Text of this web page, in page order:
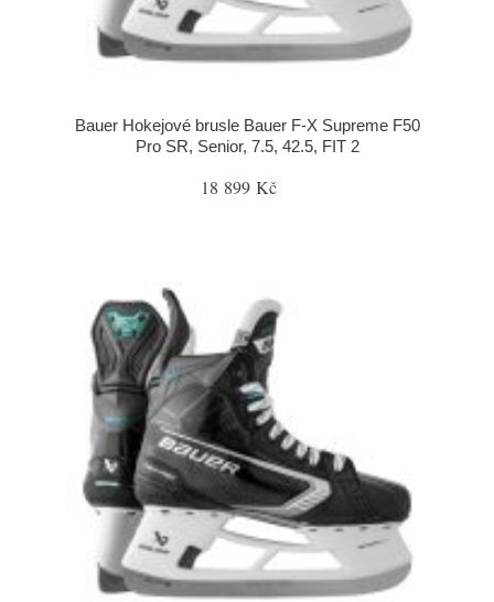
Bauer Hokejové brusle Bauer F-X Supreme F50
Pro SR, Senior, 7.5, 42.5, FIT 2
18 899 Kč